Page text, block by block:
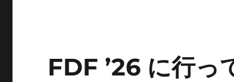
Blog
FDF ’26 に行っ